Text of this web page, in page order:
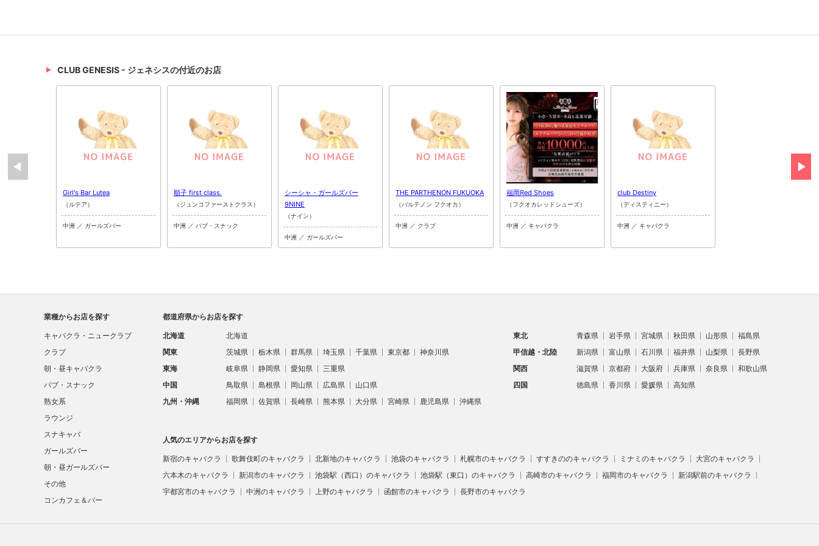
CLUB GENESIS - ジェネシスの付近のお店
Girl's Bar Lutea
（ルテア）
中洲 ／ ガールズバー
順子 first class.
（ジュンコファーストクラス）
中洲 ／ パブ・スナック
シーシャ・ガールズバー
9NINE
（ナイン）
中洲 ／ ガールズバー
THE PARTHENON FUKUOKA
（パルテノン フクオカ）
中洲 ／ クラブ
福岡Red Shoes
（フクオカレッドシューズ）
中洲 ／ キャバクラ
club Destiny
（ディスティニー）
中洲 ／ キャバクラ
業種からお店を探す
キャバクラ・ニュークラブ
クラブ
朝・昼キャバクラ
パブ・スナック
熟女系
ラウンジ
スナキャバ
ガールズバー
朝・昼ガールズバー
その他
コンカフェ＆バー
都道府県からお店を探す
北海道 北海道 東北 青森県 岩手県 宮城県 秋田県 山形県
福島県
関東
茨城県 栃木県 群馬県 埼玉県 千葉県 東京都 神奈川県 甲信越・北陸 新潟県 富山県 石川県 福井県 山梨県
長野県
東海
岐阜県 静岡県 愛知県 三重県 関西 滋賀県 京都府 大阪府 兵庫県 奈良県
和歌山県
中国
鳥取県 島根県 岡山県 広島県 山口県 四国 徳島県 香川県 愛媛県
高知県
九州・沖縄
福岡県 佐賀県 長崎県 熊本県 大分県 宮崎県 鹿児島県 沖縄県
人気のエリアからお店を探す
新宿のキャバクラ 歌舞伎町のキャバクラ 北新地のキャバクラ 池袋のキャバクラ 札幌市のキャバクラ すすきののキャバクラ ミナミのキャバクラ
大宮のキャバクラ
六本木のキャバクラ
新潟市のキャバクラ 池袋駅（西口）のキャバクラ 池袋駅（東口）のキャバクラ 高崎市のキャバクラ 福岡市のキャバクラ
新潟駅前のキャバクラ
宇都宮市のキャバクラ
中洲のキャバクラ 上野のキャバクラ 函館市のキャバクラ 長野市のキャバクラ